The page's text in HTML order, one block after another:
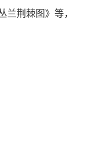
兰荆棘图》等，